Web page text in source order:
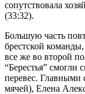
сопутствовала
(33:32).
Большую часть
брестской
все же во второй
“Берестья”
перевес. Главными
мячей), Елена